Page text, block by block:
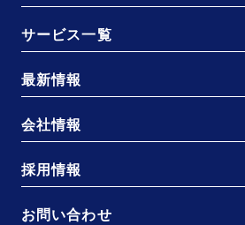
サービス一覧
最新情報
会社情報
採用情報
お問い合わせ